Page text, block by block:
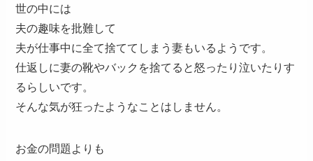
世の中には
夫の趣味を批難して
夫が仕事中に全て捨ててしまう妻もいるようです。
仕返しに妻の靴やバックを捨てると怒ったり泣いたりす
るらしいです。
そんな気が狂ったようなことはしません。
お金の問題よりも